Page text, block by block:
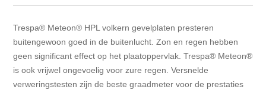
Gevel-en dakrand bekleding Novalit outdoor® made by
SK Stemid kunststoffen
Gevelbekleding HDM outdoor ® weersbestendige
Aluminium profielen
Vloeren legservice door professionals
Trespa® Meteon® HPL volkern gevelplaten presteren
buitengewoon goed in de buitenlucht. Zon en regen hebben
geen significant effect op het plaatoppervlak. Trespa® Meteon®
is ook vrijwel ongevoelig voor zure regen. Versnelde
verweringstesten zijn de beste graadmeter voor de prestaties